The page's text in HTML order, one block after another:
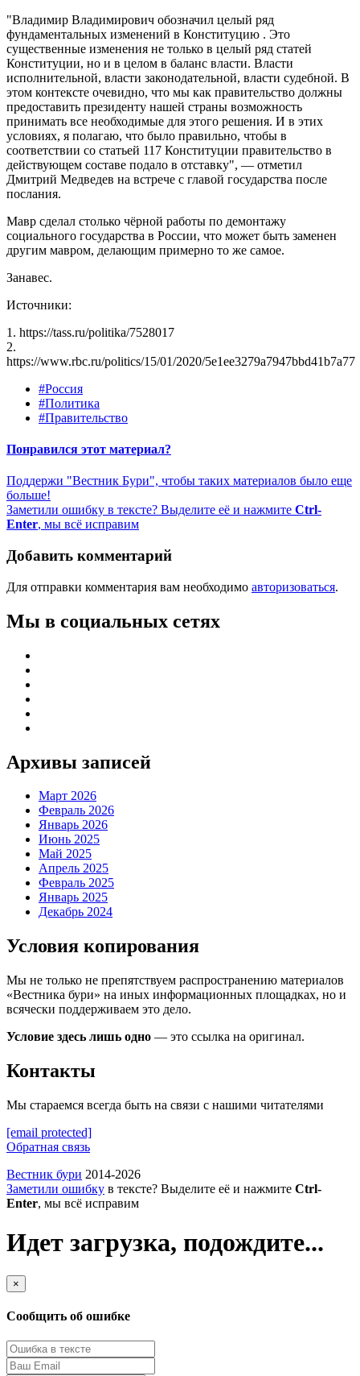
"Владимир Владимирович обозначил целый ряд
фундаментальных изменений в Конституцию . Это
существенные изменения не только в целый ряд статей
Конституции, но и в целом в баланс власти. Власти
исполнительной, власти законодательной, власти судебной. В
этом контексте очевидно, что мы как правительство должны
предоставить президенту нашей страны возможность
принимать все необходимые для этого решения. И в этих
условиях, я полагаю, что было правильно, чтобы в
соответствии со статьей 117 Конституции правительство в
действующем составе подало в отставку", — отметил
Дмитрий Медведев на встрече с главой государства после
послания.
Мавр сделал столько чёрной работы по демонтажу
социального государства в России, что может быть заменен
другим мавром, делающим примерно то же самое.
Занавес.
Источники:
1. https://tass.ru/politika/7528017
2.
https://www.rbc.ru/politics/15/01/2020/5e1ee3279a7947bbd41b7a77
#Россия
#Политика
#Правительство
Понравился этот материал?
Поддержи "Вестник Бури", чтобы таких материалов было еще
больше!
Заметили ошибку в тексте? Выделите её и нажмите Ctrl-
Enter, мы всё исправим
Добавить комментарий
Для отправки комментария вам необходимо авторизоваться.
Мы в социальных сетях
Архивы записей
Март 2026
Февраль 2026
Январь 2026
Июнь 2025
Май 2025
Апрель 2025
Февраль 2025
Январь 2025
Декабрь 2024
Условия копирования
Мы не только не препятствуем распространению материалов
«Вестника бури» на иных информационных площадках, но и
всячески поддерживаем это дело.
Условие здесь лишь одно — это ссылка на оригинал.
Контакты
Мы стараемся всегда быть на связи с нашими читателями
[email protected]
Обратная связь
Вестник бури 2014-2026
Заметили ошибку в тексте? Выделите её и нажмите Ctrl-
Enter, мы всё исправим
Идет загрузка, подождите...
×
Сообщить об ошибке